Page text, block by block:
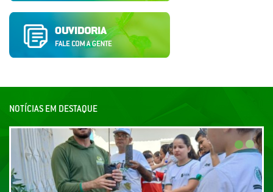
NOTÍCIAS EM DESTAQUE